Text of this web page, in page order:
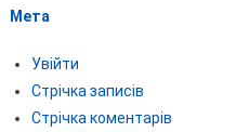
Мета
Увійти
Стрічка записів
Стрічка коментарів